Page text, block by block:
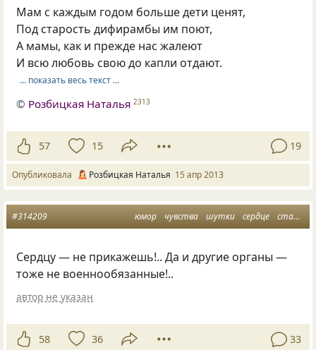
Мам с каждым годом больше дети ценят,
Под старость дифирамбы им поют,
А мамы, как и прежде нас жалеют
И всю любовь свою до капли отдают.
… показать весь текст …
© Розбицкая Наталья 2313
57 15 19
Опубликовала Розбицкая Наталья 15 апр 2013
юмор чувства шутки сердце статус
#314209
Сердцу — не прикажешь!.. Да и другие органы —
тоже не военнообязанные!..
автор не указан
58 36 33